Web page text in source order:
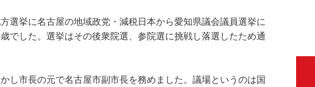
選挙に名古屋の地域政党・減税日本から愛知県議会議員選挙に
でした。選挙はその後衆院選、参院選に挑戦し落選したため通
し市長の元で名古屋市副市長を務めました。議場というのは国